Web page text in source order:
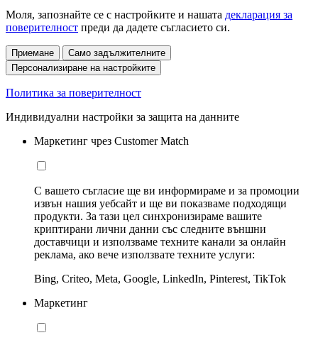
Моля, запознайте се с настройките и нашата декларация за
поверителност преди да дадете съгласието си.
Приемане
Само задължителните
Персонализиране на настройките
Политика за поверителност
Индивидуални настройки за защита на данните
Маркетинг чрез Customer Match
С вашето съгласие ще ви информираме и за промоции
извън нашия уебсайт и ще ви показваме подходящи
продукти. За тази цел синхронизираме вашите
криптирани лични данни със следните външни
доставчици и използваме техните канали за онлайн
реклама, ако вече използвате техните услуги:
Bing, Criteo, Meta, Google, LinkedIn, Pinterest, TikTok
Маркетинг